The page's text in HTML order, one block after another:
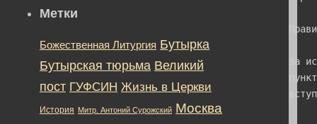
Метки
Божественная Литургия Бутырка
Бутырская тюрьма Великий
пост ГУФСИН Жизнь в Церкви
История Митр. Антоний Сурожский Москва